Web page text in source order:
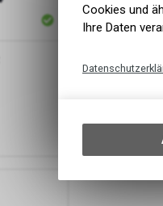
Bike Reifen
Cookies und
Ihre Daten